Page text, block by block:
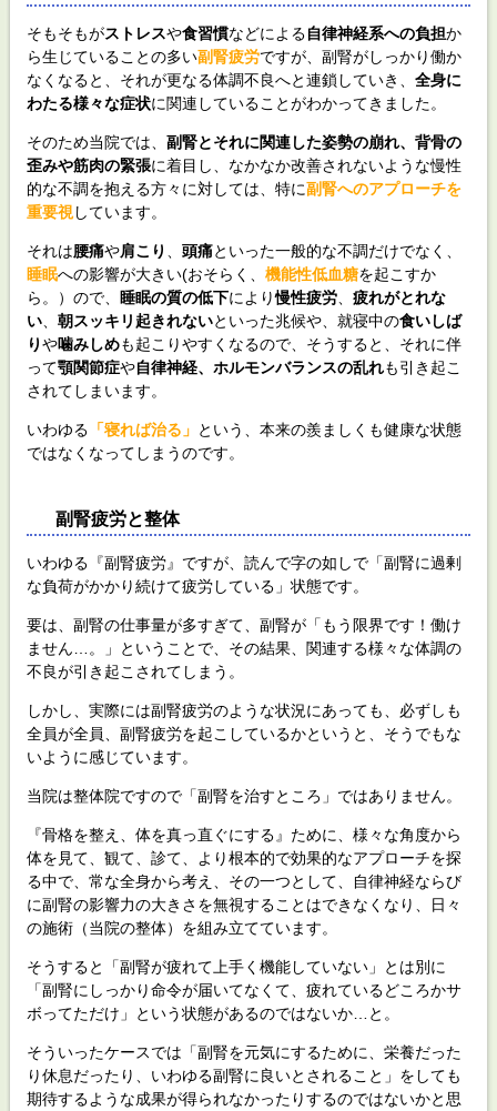
そもそもがストレスや食習慣などによる自律神経系への負担か
ら生じていることの多い副腎疲労ですが、副腎がしっかり働か
なくなると、それが更なる体調不良へと連鎖していき、 全身に
わたる様々な症状に関連していることがわかってきました。
そのため当院では、 副腎とそれに関連した姿勢の崩れ、背骨の
歪みや筋肉の緊張に着目し、なかなか改善されないような慢性
的な不調を抱える方々に対しては、特に副腎へのアプローチを
重要視しています。
それは腰痛や肩こり 頭痛といった一般的な不調だけでなく、
睡眠への影響が大きい(おそらく、 機能性低血糖を起こすか
ら。）ので、
睡眠の質の低下により慢性疲労、 疲れがとれな
い、 朝スッキリ起きれないといった兆候や、就寝中の食いしば
りや噛みしめも起こりやすくなるので、そうすると、それに伴
って顎関節症や自律神経、ホルモンバランスの乱れも引き起こ
されてしまいます。
いわゆる 「寝れば治る」 という、本来の羨ましくも健康な状態
ではなくなってしまうのです。
副腎疲労と整体
いわゆる『副腎疲労』ですが、読んで字の如しで「副腎に過剰
な負荷がかかり続けて疲労している」状態です。
要は、副腎の仕事量が多すぎて、副腎が「もう限界です！働け
ません…。」ということで、その結果、関連する様々な体調の
不良が引き起こされてしまう。
しかし、実際には副腎疲労のような状況にあっても、必ずしも
全員が全員、副腎疲労を起こしているかというと、そうでもな
いように感じています。
当院は整体院ですので「副腎を治すところ」ではありません。
『骨格を整え、体を真っ直ぐにする』ために、様々な角度から
体を見て、観て、診て、より根本的で効果的なアプローチを探
る中で、常な全身から考え、その一つとして、自律神経ならび
に副腎の影響力の大きさを無視することはできなくなり、日々
の施術（当院の整体）を組み立てています。
そうすると「副腎が疲れて上手く機能していない」とは別に
「副腎にしっかり命令が届いてなくて、疲れているどころかサ
ボってただけ」という状態があるのではないか…と。
そういったケースでは「副腎を元気にするために、栄養だった
り休息だったり、いわゆる副腎に良いとされること」をしても
期待するような成果が得られなかったりするのではないかと思